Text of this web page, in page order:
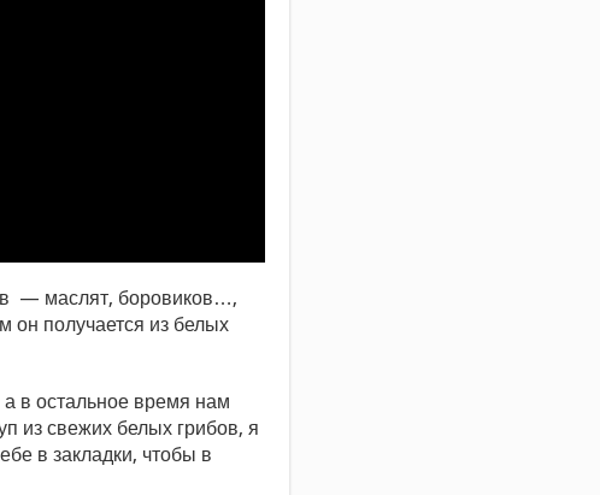
— маслят, боровиков…,
получается из белых
а в остальное время нам
из свежих белых грибов, я
в закладки, чтобы в